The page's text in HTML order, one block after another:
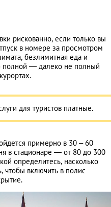
рискованно, если только вы
в номере за просмотром
безлимитная еда и
полной — далеко не полный
для туристов платные.
примерно в 30 – 60
в стационаре — от 80 до 300
определитесь, насколько
чтобы включить в полис